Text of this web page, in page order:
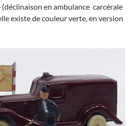
en ambulance carcérale
existe de couleur verte, en version